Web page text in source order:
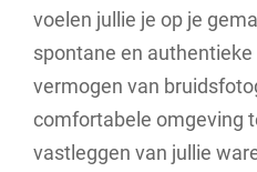
voelen jullie je op je
spontane en
vermogen van
comfortabele omgeving
vastleggen van jullie